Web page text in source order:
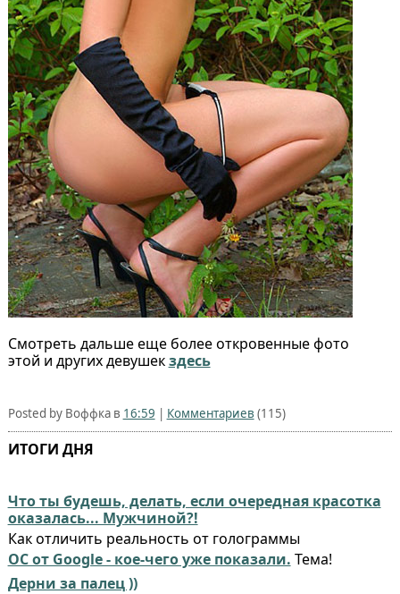
Смотреть дальше еще более откровенные фото
этой и других девушекздесь
Posted by Воффка в 16:59 | Комментариев (115)
ИТОГИ ДНЯ
Что ты будешь, делать, если очередная красотка
оказалась... Мужчиной?!
Как отличить реальность от голограммы
ОС от Google - кое-чего уже показали. Тема!
Дерни за палец ))